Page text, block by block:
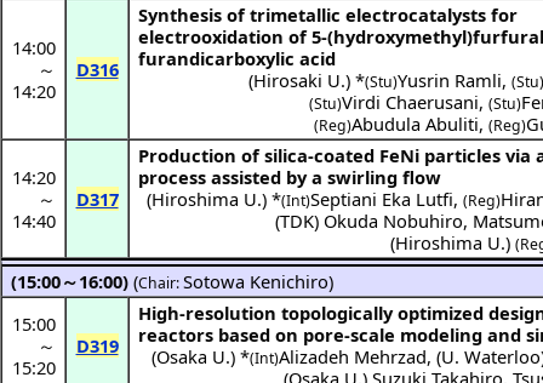
14:00
～
14:20
D316
Synthesis of trimetallic electrocatalysts for
electrooxidation of 5-
furandicarboxylic acid
(Hirosaki U.) *(Stu)Yusrin Ramli, (Stu)
(Stu)Virdi Chaerusani, (Stu)
(Reg)Abudula Abuliti, (Reg)
14:20
～
14:40
D317
Production of silica-coated FeNi particles via
process assisted by a swirling flow
(Hiroshima U.) *(Int)Septiani Eka Lutfi, (Reg)
(TDK) Okuda Nobuhiro,
(Hiroshima U.)
(15:00～16:00) (Chair:Sotowa Kenichiro)
15:00
～
15:20
D319
High-resolution topologically optimized
reactors based on pore-scale modeling and
(Osaka U.) *(Int)Alizadeh Mehrzad, (U. Waterloo
(Osaka U.) Suzuki Takahiro,